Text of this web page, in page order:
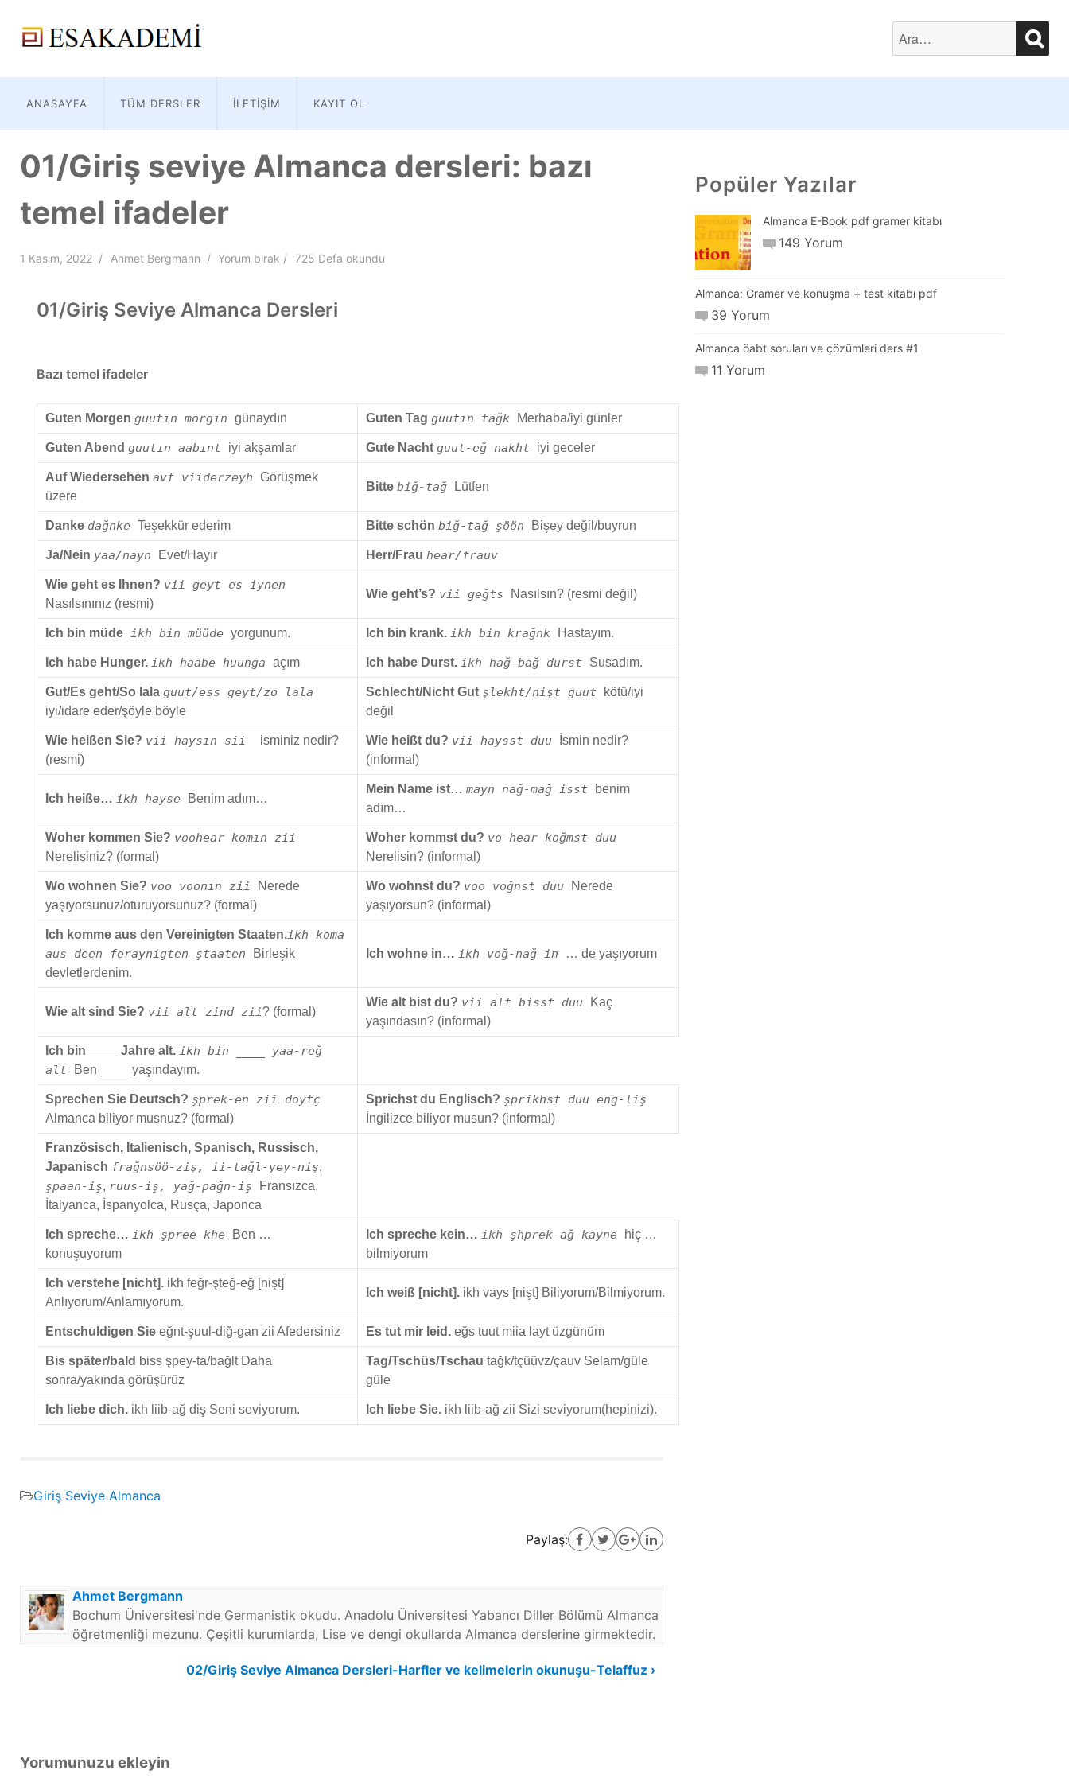
for:
ANASAYFA TÜM DERSLER İLETIŞIM KAYIT OL
01/Giriş seviye Almanca dersleri: bazı
temel ifadeler
1 Kasım, 2022 Ahmet Bergmann Yorum bırak 725 Defa okundu
01/Giriş Seviye Almanca Dersleri
Bazı temel ifadeler
Guten Morgen guutın morgın günaydın Guten Tag guutın tağk Merhaba/iyi günler
Guten Abend guutın aabınt iyi akşamlar Gute Nacht guut-eğ nakht iyi geceler
Auf Wiedersehen avf viiderzeyh Görüşmek
üzere
Bitte biğ-tağ Lütfen
Danke dağnke Teşekkür ederim Bitte schön biğ-tağ şöön Bişey değil/buyrun
Ja/Nein yaa/nayn Evet/Hayır Herr/Frau hear/frauv
Wie geht es Ihnen? vii geyt es iynen
Nasılsınınız (resmi)
Wie geht’s? vii geğts Nasılsın? (resmi değil)
Ich bin müdeikh bin müüde yorgunum. Ich bin krank. ikh bin krağnk Hastayım.
Ich habe Hunger. ikh haabe huunga açım Ich habe Durst. ikh hağ-bağ durst Susadım.
Gut/Es geht/So lala guut/ess geyt/zo lala
iyi/idare eder/şöyle böyle
Schlecht/Nicht Gut şlekht/nişt guut
kötü/iyi
değil
Wie heißen Sie? vii haysın sii
isminiz nedir?
(resmi)
Wie heißt du? vii haysst duu
İsmin nedir?
(informal)
Ich heiße… ikh hayse Benim adım…
Mein Name ist… mayn nağ-mağ isst
benim
adım…
Woher kommen Sie? voohear komın zii
Nerelisiniz? (formal)
Woher kommst du? vo-hear koğmst duu
Nerelisin? (informal)
Wo wohnen Sie? voo voonın zii
Nerede
yaşıyorsunuz/oturuyorsunuz? (formal)
Wo wohnst du? voo voğnst duu
Nerede
yaşıyorsun? (informal)
Ich komme aus den Vereinigten Staaten.ikh koma
aus deen feraynigten ştaaten
Birleşik
devletlerdenim.
Ich wohne in… ikh voğ-nağ in … de yaşıyorum
Wie alt sind Sie? vii alt zind zii? (formal)
Wie alt bist du? vii alt bisst duu
Kaç
yaşındasın? (informal)
Ich bin ____ Jahre alt. ikh bin ____ yaa-reğ
alt
Ben ____ yaşındayım.
Sprechen Sie Deutsch? şprek-en zii doytç
Almanca biliyor musnuz? (formal)
Sprichst du Englisch? şprikhst duu eng-liş
İngilizce biliyor musun? (informal)
Französisch, Italienisch, Spanisch, Russisch,
Japanisch frağnsöö-ziş, ii-tağl-yey-niş,
şpaan-iş, ruus-iş, yağ-pağn-iş
Fransızca,
İtalyanca, İspanyolca, Rusça, Japonca
Ich spreche… ikh şpree-khe
Ben …
konuşuyorum
Ich spreche kein… ikh şhprek-ağ kayne
hiç …
bilmiyorum
Ich verstehe [nicht]. ikh feğr-şteğ-eğ [nişt]
Anlıyorum/Anlamıyorum.
Ich weiß [nicht]. ikh vays [nişt] Biliyorum/Bilmiyorum.
Entschuldigen Sie eğnt-şuul-diğ-gan zii Afedersiniz Es tut mir leid.eğs tuut miia layt üzgünüm
Bis später/bald biss şpey-ta/bağlt Daha
sonra/yakında görüşürüz
Tag/Tschüs/Tschau tağk/tçüüvz/çauv Selam/güle
güle
Ich liebe dich.ikh liib-ağ diş Seni seviyorum. Ich liebe Sie. ikh liib-ağ zii Sizi seviyorum(hepinizi).
Giriş Seviye Almanca
Paylaş:
Ahmet Bergmann
Bochum Üniversitesi'nde Germanistik okudu. Anadolu Üniversitesi Yabancı Diller Bölümü Almanca
öğretmenliği mezunu. Çeşitli kurumlarda, Lise ve dengi okullarda Almanca derslerine girmektedir.
02/Giriş Seviye Almanca Dersleri-Harfler ve kelimelerin okunuşu-Telaffuz ›
Yorumunuzu ekleyin
Popüler Yazılar
Almanca E-Book pdf gramer kitabı
149 Yorum
Almanca: Gramer ve konuşma + test kitabı pdf
39 Yorum
Almanca öabt soruları ve çözümleri ders #1
11 Yorum